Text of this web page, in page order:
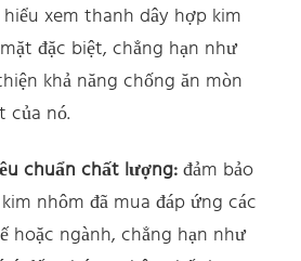
xem thanh dây hợp kim
đặc biệt, chẳng hạn như
khả năng chống ăn mòn
của nó.
chuẩn chất lượng:đảm bảo
nhôm đã mua đáp ứng các
hoặc ngành, chẳng hạn như